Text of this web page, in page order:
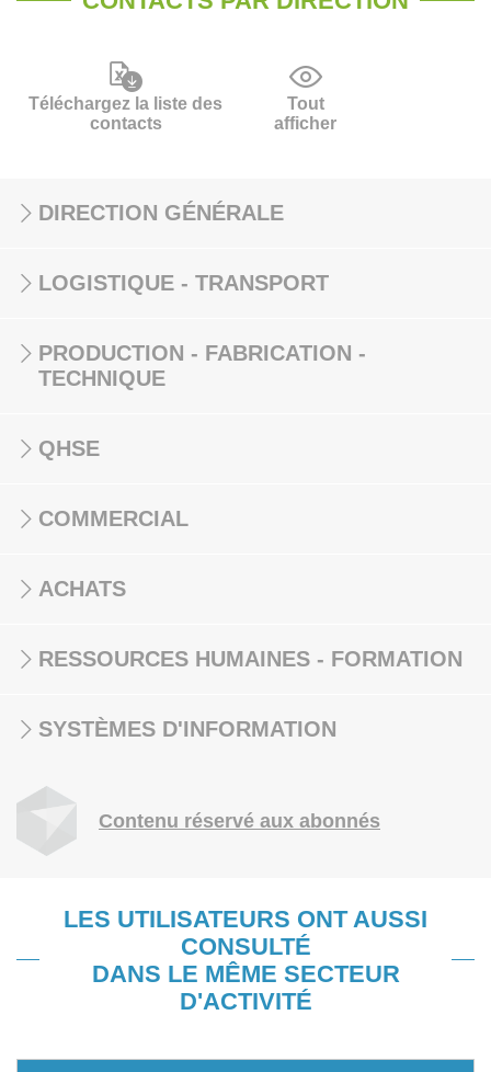
Téléchargez la liste des
contacts
Tout
afficher
DIRECTION GÉNÉRALE
LOGISTIQUE - TRANSPORT
PRODUCTION - FABRICATION -
TECHNIQUE
QHSE
COMMERCIAL
ACHATS
RESSOURCES HUMAINES - FORMATION
SYSTÈMES D'INFORMATION
Contenu réservé aux abonnés
LES UTILISATEURS ONT AUSSI
CONSULTÉ
DANS LE MÊME SECTEUR
D'ACTIVITÉ